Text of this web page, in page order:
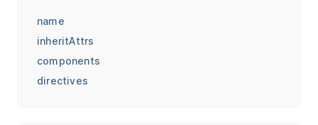
name
inheritAttrs
components
directives